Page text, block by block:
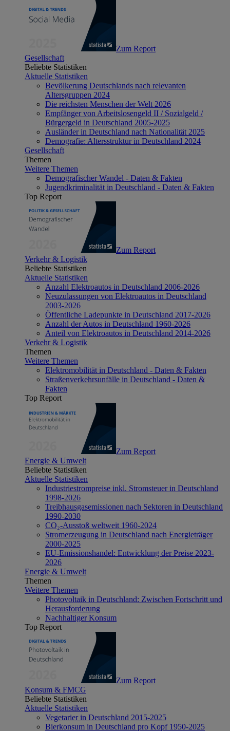
Zum Report
Gesellschaft
Beliebte Statistiken
Aktuelle Statistiken
Bevölkerung Deutschlands nach relevanten
Altersgruppen 2024
Die reichsten Menschen der Welt 2026
Empfänger von Arbeitslosengeld II / Sozialgeld /
Bürgergeld in Deutschland 2005-2025
Ausländer in Deutschland nach Nationalität 2025
Demografie: Altersstruktur in Deutschland 2024
Gesellschaft
Themen
Weitere Themen
Demografischer Wandel - Daten & Fakten
Jugendkriminalität in Deutschland - Daten & Fakten
Top Report
Zum Report
Verkehr & Logistik
Beliebte Statistiken
Aktuelle Statistiken
Anzahl Elektroautos in Deutschland 2006-2026
Neuzulassungen von Elektroautos in Deutschland
2003-2026
Öffentliche Ladepunkte in Deutschland 2017-2026
Anzahl der Autos in Deutschland 1960-2026
Anteil von Elektroautos in Deutschland 2014-2026
Verkehr & Logistik
Themen
Weitere Themen
Elektromobilität in Deutschland - Daten & Fakten
Straßenverkehrsunfälle in Deutschland - Daten &
Fakten
Top Report
Zum Report
Energie & Umwelt
Beliebte Statistiken
Aktuelle Statistiken
Industriestrompreise inkl. Stromsteuer in Deutschland
1998-2026
Treibhausgasemissionen nach Sektoren in Deutschland
1990-2030
CO₂-Ausstoß weltweit 1960-2024
Stromerzeugung in Deutschland nach Energieträger
2000-2025
EU-Emissionshandel: Entwicklung der Preise 2023-
2026
Energie & Umwelt
Themen
Weitere Themen
Photovoltaik in Deutschland: Zwischen Fortschritt und
Herausforderung
Nachhaltiger Konsum
Top Report
Zum Report
Konsum & FMCG
Beliebte Statistiken
Aktuelle Statistiken
Vegetarier in Deutschland 2015-2025
Bierkonsum in Deutschland pro Kopf 1950-2025